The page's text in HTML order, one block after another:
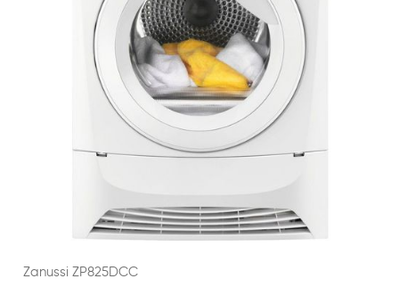
Zanussi ZP825DCC